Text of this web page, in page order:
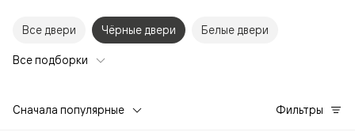
Все двери Чёрные двери Белые двери
Все подборки
Сначала популярные Фильтры